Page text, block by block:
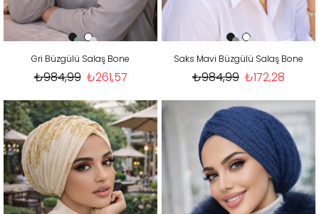
Gri Büzgülü Salaş Bone
₺261,57
₺984,99
Saks Mavi Büzgülü Salaş Bone
₺172,28
₺984,99